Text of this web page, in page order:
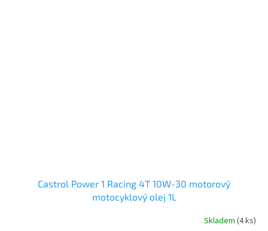
Castrol Power 1 Racing 4T 10W-30 motorový
motocyklový olej 1L
Skladem (4 ks)